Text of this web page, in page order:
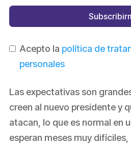
Acepto la política de
personales
Las expectativas son
creen al nuevo presidente y
atacan, lo que es normal en
esperan meses muy